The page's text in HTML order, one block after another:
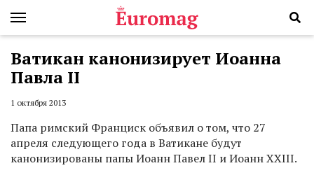
Ватикан канонизирует Иоанна
Павла II
1 октября 2013
Папа римский Франциск объявил о том, что 27
апреля следующего года в Ватикане будут
канонизированы папы Иоанн Павел II и Иоанн XXIII.